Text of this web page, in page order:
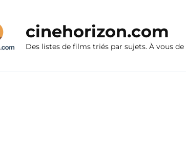
cinehorizon.com
Des listes de films triés par sujets. À vous de